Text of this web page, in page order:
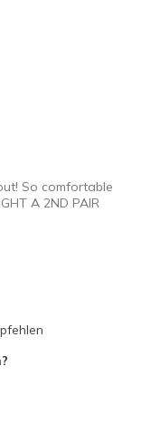
So comfortable
A 2ND PAIR